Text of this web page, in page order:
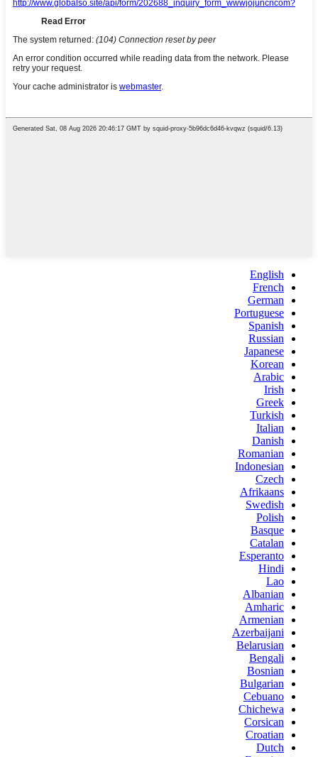
English
French
German
Portuguese
Spanish
Russian
Japanese
Korean
Arabic
Irish
Greek
Turkish
Italian
Danish
Romanian
Indonesian
Czech
Afrikaans
Swedish
Polish
Basque
Catalan
Esperanto
Hindi
Lao
Albanian
Amharic
Armenian
Azerbaijani
Belarusian
Bengali
Bosnian
Bulgarian
Cebuano
Chichewa
Corsican
Croatian
Dutch